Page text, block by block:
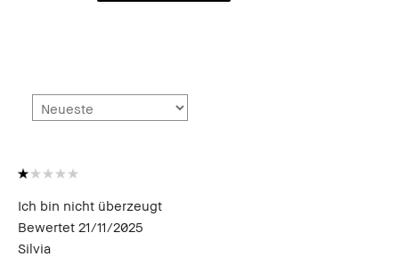
Ich bin nicht überzeugt
Bewertet 21/11/2025
Silvia